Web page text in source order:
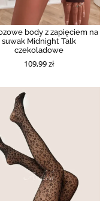
body z zapięciem na
suwak Midnight Talk
czekoladowe
109,99 zł